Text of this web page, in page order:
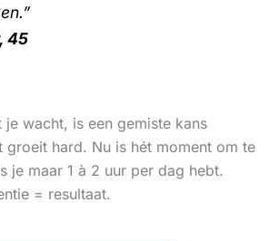
45
je wacht, is een gemiste kans
groeit hard. Nu is hét moment om te
je maar 1 à 2 uur per dag hebt.
= resultaat.